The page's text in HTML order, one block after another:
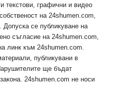
текстови, графични и видео
на 24shumen.com,
Допуска се публикуване на
съгласие на 24shumen.com,
линк към 24shumen.com.
публикувани в
ще бъдат
24shumen.com не носи